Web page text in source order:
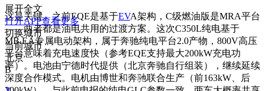
这是关键。之前EQE是基于EVA架构，C级燃油版是MRA平台
——两者都是油电共用的过渡方案。这次C350L纯电基于
MB.EA专属电动架构，属于奔驰纯电平台2.0产物，800V高压
平台意味着充电速度快（参考EQE支持最大200kW充电功
率）。电池由宁德时代提供（北京奔驰自行组装），继续延续
深度合作模式。电机由博世和奔驰联合生产（前163kW、后
展开全文
打开APP查看更多
切换城市
当前城市
北京
B